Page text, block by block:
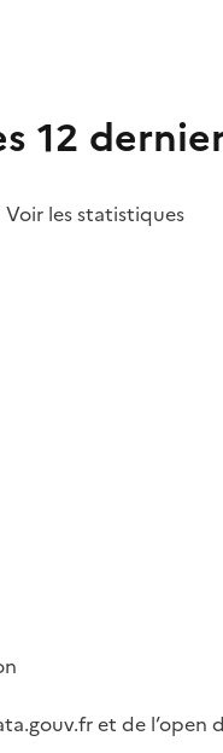
12
Voir les statistiques
et de